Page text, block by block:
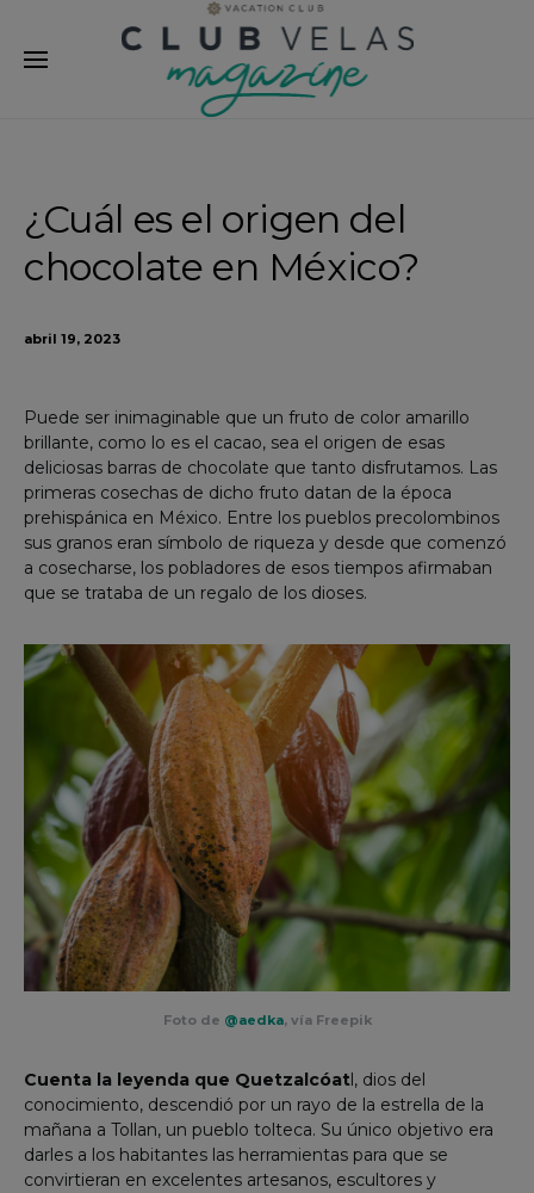
¿Cuál es el origen del
chocolate en México?
abril 19, 2023
Puede ser inimaginable que un fruto de color amarillo
brillante, como lo es el cacao, sea el origen de esas
deliciosas barras de chocolate que tanto disfrutamos. Las
primeras cosechas de dicho fruto datan de la época
prehispánica en México. Entre los pueblos precolombinos
sus granos eran símbolo de riqueza y desde que comenzó
a cosecharse, los pobladores de esos tiempos afirmaban
que se trataba de un regalo de los dioses.
Foto de @aedka, vía Freepik
Cuenta la leyenda que Quetzalcóatl, dios del
conocimiento, descendió por un rayo de la estrella de la
mañana a Tollan, un pueblo tolteca. Su único objetivo era
darles a los habitantes las herramientas para que se
convirtieran en excelentes artesanos, escultores y
modal-check